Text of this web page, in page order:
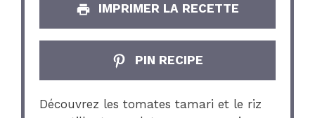
IMPRIMER LA RECETTE
PIN RECIPE
Découvrez les tomates tamari et le riz